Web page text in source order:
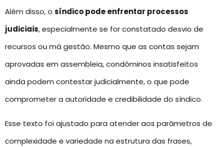
Além disso, o síndico pode enfrentar processos
judiciais, especialmente se for constatado desvio de
recursos ou má gestão. Mesmo que as contas sejam
aprovadas em assembleia, condôminos insatisfeitos
ainda podem contestar judicialmente, o que pode
comprometer a autoridade e credibilidade do síndico.
Esse texto foi ajustado para atender aos parâmetros de
complexidade e variedade na estrutura das frases,